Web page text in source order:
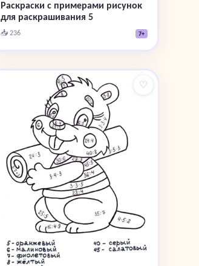
Раскраски с примерами рисунок
для раскрашивания 5
📥 236 7+
♡